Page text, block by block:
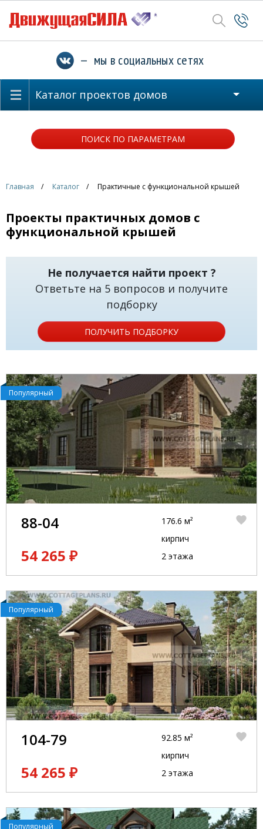
— мы в социальных сетях
Каталог проектов домов
ПОИСК ПО ПАРАМЕТРАМ
Главная Каталог Практичные с функциональной крышей
Проекты практичных домов с
функциональной крышей
Не получается найти проект ?
Ответьте на 5 вопросов и получите
подборку
ПОЛУЧИТЬ ПОДБОРКУ
Популярный
88-04
54 265 ₽
176.6 м²
кирпич
2 этажа
Популярный
104-79
54 265 ₽
92.85 м²
кирпич
2 этажа
Популярный